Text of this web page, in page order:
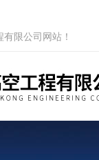
限公司网站！